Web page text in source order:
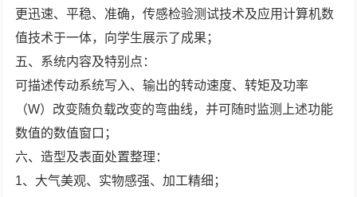
更迅速、平稳、准确，传感检验测试技术及应用计算机数
值技术于一体，向学生展示了成果；
五、系统内容及特别点：
可描述传动系统写入、输出的转动速度、转矩及功率
（W）改变随负载改变的弯曲线，并可随时监测上述功能
数值的数值窗口；
六、造型及表面处置整理：
1、大气美观、实物感强、加工精细；